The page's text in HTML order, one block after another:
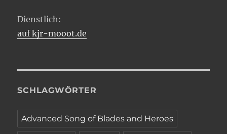
Dienstlich:
auf kjr-mooot.de
SCHLAGWÖRTER
Advanced Song of Blades and Heroes